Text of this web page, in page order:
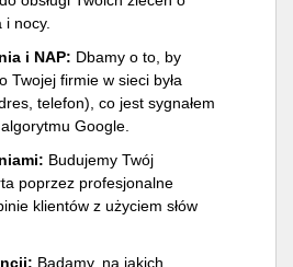
nocy.
i NAP: Dbamy o to, by
Twojej firmie w sieci była
telefon), co jest sygnałem
Google.
Budujemy Twój
poprzez profesjonalne
klientów z użyciem słów
Badamy, na jakich